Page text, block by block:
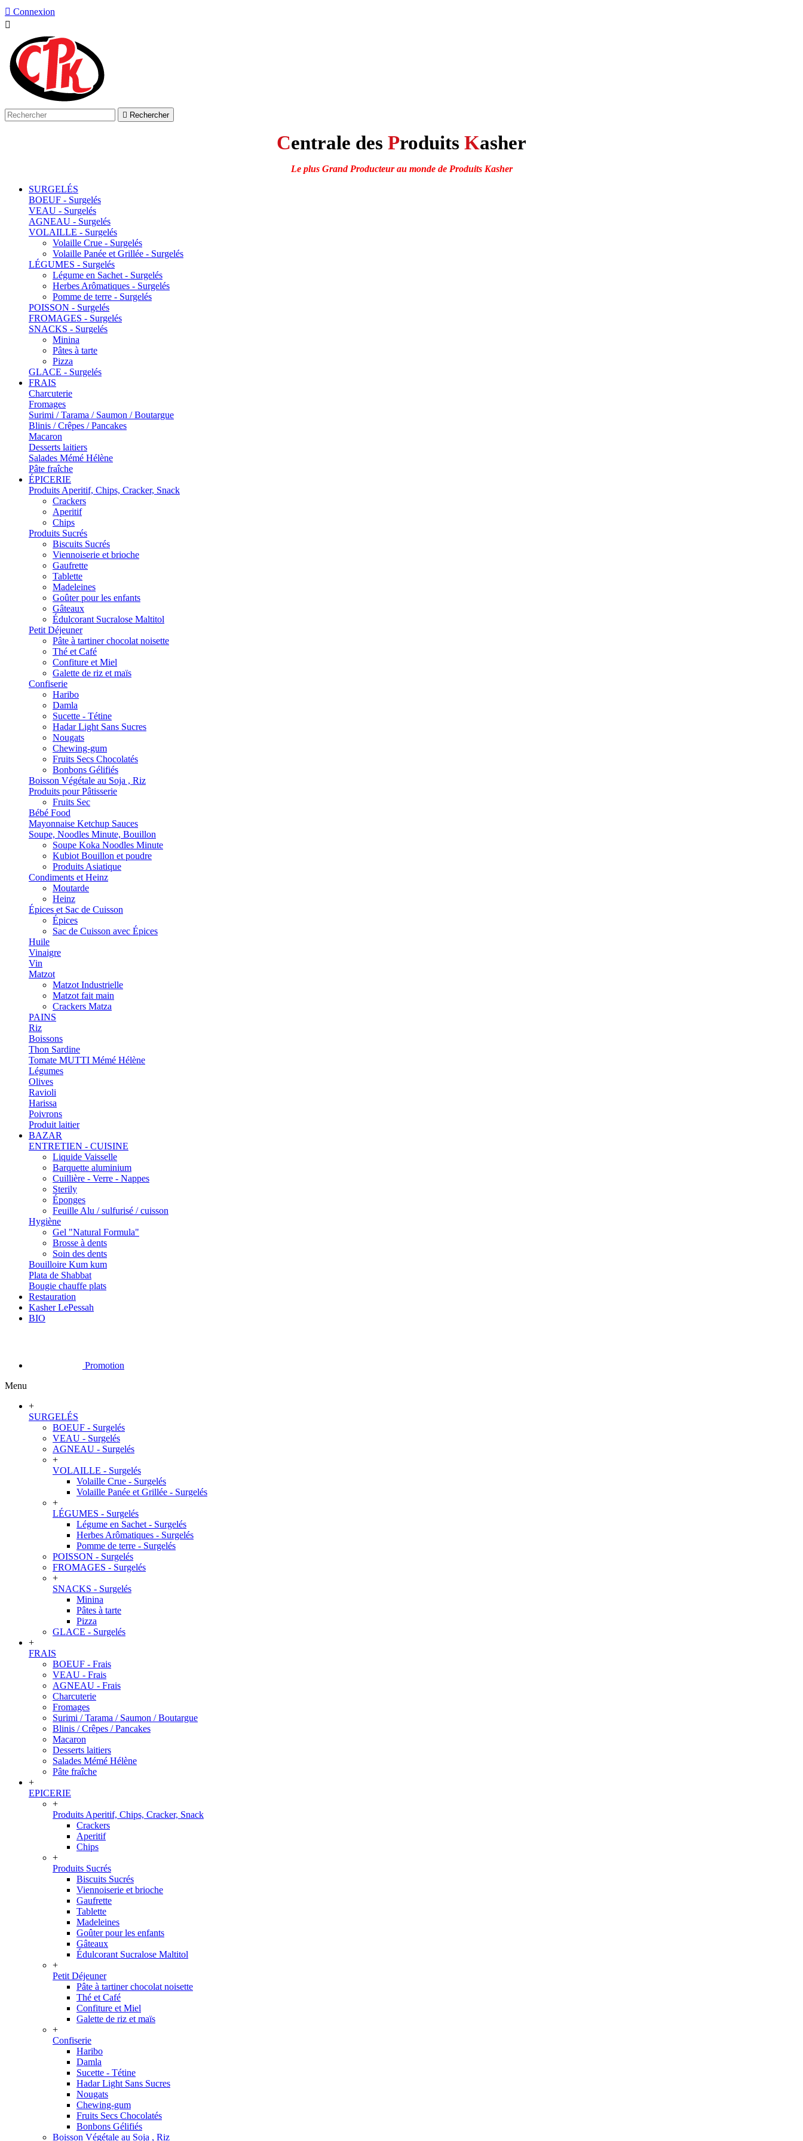
 Connexion

 Rechercher
Centrale des Produits Kasher
Le plus Grand Producteur au monde de Produits Kasher
SURGELÉS
BOEUF - Surgelés
VEAU - Surgelés
AGNEAU - Surgelés
VOLAILLE - Surgelés
Volaille Crue - Surgelés
Volaille Panée et Grillée - Surgelés
LÉGUMES - Surgelés
Légume en Sachet - Surgelés
Herbes Arômatiques - Surgelés
Pomme de terre - Surgelés
POISSON - Surgelés
FROMAGES - Surgelés
SNACKS - Surgelés
Minina
Pâtes à tarte
Pizza
GLACE - Surgelés
FRAIS
Charcuterie
Fromages
Surimi / Tarama / Saumon / Boutargue
Blinis / Crêpes / Pancakes
Macaron
Desserts laitiers
Salades Mémé Hélène
Pâte fraîche
ÉPICERIE
Produits Aperitif, Chips, Cracker, Snack
Crackers
Aperitif
Chips
Produits Sucrés
Biscuits Sucrés
Viennoiserie et brioche
Gaufrette
Tablette
Madeleines
Goûter pour les enfants
Gâteaux
Édulcorant Sucralose Maltitol
Petit Déjeuner
Pâte à tartiner chocolat noisette
Thé et Café
Confiture et Miel
Galette de riz et maïs
Confiserie
Haribo
Damla
Sucette - Tétine
Hadar Light Sans Sucres
Nougats
Chewing-gum
Fruits Secs Chocolatés
Bonbons Gélifiés
Boisson Végétale au Soja , Riz
Produits pour Pâtisserie
Fruits Sec
Bébé Food
Mayonnaise Ketchup Sauces
Soupe, Noodles Minute, Bouillon
Soupe Koka Noodles Minute
Kubiot Bouillon et poudre
Produits Asiatique
Condiments et Heinz
Moutarde
Heinz
Épices et Sac de Cuisson
Épices
Sac de Cuisson avec Épices
Huile
Vinaigre
Vin
Matzot
Matzot Industrielle
Matzot fait main
Crackers Matza
PAINS
Riz
Boissons
Thon Sardine
Tomate MUTTI Mémé Hélène
Légumes
Olives
Ravioli
Harissa
Poivrons
Produit laitier
BAZAR
ENTRETIEN - CUISINE
Liquide Vaisselle
Barquette aluminium
Cuillière - Verre - Nappes
Sterily
Éponges
Feuille Alu / sulfurisé / cuisson
Hygiène
Gel "Natural Formula"
Brosse à dents
Soin des dents
Bouilloire Kum kum
Plata de Shabbat
Bougie chauffe plats
Restauration
Kasher LePessah
BIO
Promotion
Menu
+
SURGELÉS
BOEUF - Surgelés
VEAU - Surgelés
AGNEAU - Surgelés
+
VOLAILLE - Surgelés
Volaille Crue - Surgelés
Volaille Panée et Grillée - Surgelés
+
LÉGUMES - Surgelés
Légume en Sachet - Surgelés
Herbes Arômatiques - Surgelés
Pomme de terre - Surgelés
POISSON - Surgelés
FROMAGES - Surgelés
+
SNACKS - Surgelés
Minina
Pâtes à tarte
Pizza
GLACE - Surgelés
+
FRAIS
BOEUF - Frais
VEAU - Frais
AGNEAU - Frais
Charcuterie
Fromages
Surimi / Tarama / Saumon / Boutargue
Blinis / Crêpes / Pancakes
Macaron
Desserts laitiers
Salades Mémé Hélène
Pâte fraîche
+
EPICERIE
+
Produits Aperitif, Chips, Cracker, Snack
Crackers
Aperitif
Chips
+
Produits Sucrés
Biscuits Sucrés
Viennoiserie et brioche
Gaufrette
Tablette
Madeleines
Goûter pour les enfants
Gâteaux
Édulcorant Sucralose Maltitol
+
Petit Déjeuner
Pâte à tartiner chocolat noisette
Thé et Café
Confiture et Miel
Galette de riz et maïs
+
Confiserie
Haribo
Damla
Sucette - Tétine
Hadar Light Sans Sucres
Nougats
Chewing-gum
Fruits Secs Chocolatés
Bonbons Gélifiés
Boisson Végétale au Soja , Riz